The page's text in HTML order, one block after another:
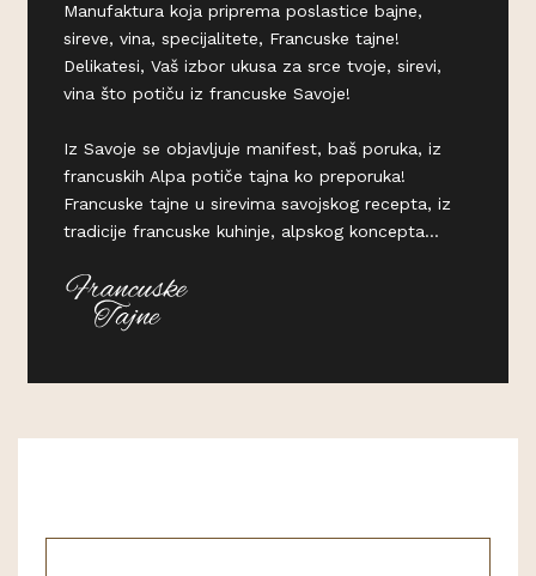
Manufaktura koja priprema poslastice bajne,
sireve, vina, specijalitete, Francuske tajne!
Delikatesi, Vaš izbor ukusa za srce tvoje, sirevi,
vina što potiču iz francuske Savoje!
Iz Savoje se objavljuje manifest, baš poruka, iz
francuskih Alpa potiče tajna ko preporuka!
Francuske tajne u sirevima savojskog recepta, iz
tradicije francuske kuhinje, alpskog koncepta...